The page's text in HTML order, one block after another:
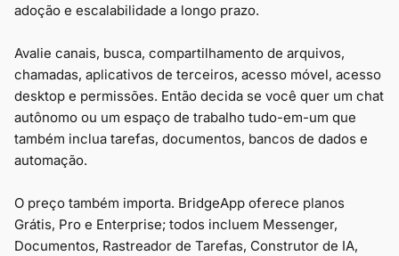
adoção e escalabilidade a longo prazo.
Avalie canais, busca, compartilhamento de arquivos,
chamadas, aplicativos de terceiros, acesso móvel, acesso
desktop e permissões. Então decida se você quer um chat
autônomo ou um espaço de trabalho tudo-em-um que
também inclua tarefas, documentos, bancos de dados e
automação.
O preço também importa. BridgeApp oferece planos
Grátis, Pro e Enterprise; todos incluem Messenger,
Documentos, Rastreador de Tarefas, Construtor de IA,